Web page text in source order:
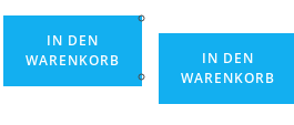
IN DEN
WARENKORB
IN DEN
WARENKORB